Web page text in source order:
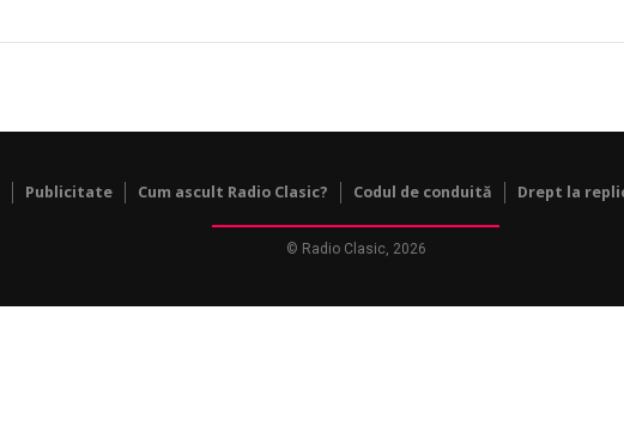
Publicitate Cum ascult Radio Clasic? Codul de conduită Drept la
© Radio Clasic, 2026